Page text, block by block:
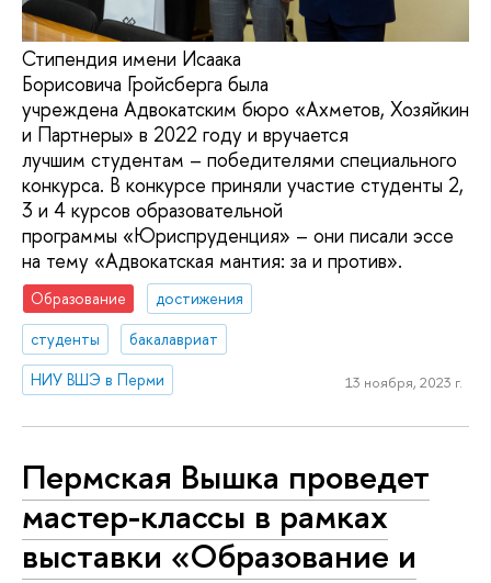
Стипендия имени Исаака
Борисовича Гройсберга была
учреждена Адвокатским бюро «Ахметов, Хозяйкин
и Партнеры» в 2022 году и вручается
лучшим студентам – победителями специального
конкурса. В конкурсе приняли участие студенты 2,
3 и 4 курсов образовательной
программы «Юриспруденция» – они писали эссе
на тему «Адвокатская мантия: за и против».
Образование
достижения
студенты
бакалавриат
НИУ ВШЭ в Перми
13 ноября, 2023 г.
Пермская Вышка проведет
мастер-классы в рамках
выставки «Образование и